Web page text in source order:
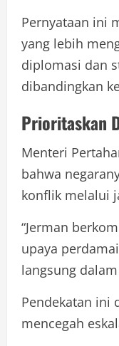
Pernyataan ini
yang lebih
diplomasi dan
dibandingkan
Prioritaskan
Menteri
bahwa
konflik melalui
“Jerman
upaya
langsung
Pendekatan ini
mencegah